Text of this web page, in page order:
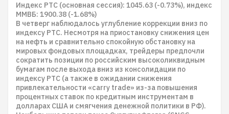
Индекс РТС (основная сессия): 1045.63 (-0.73%), индекс
ММВБ: 1900.38 (-1.68%)
В четверг наблюдалось углубление коррекции вниз по
индексу РТС. Несмотря на приостановку снижения цен
на нефть и сравнительно спокойную обстановку на
мировых фондовых площадках, трейдеры предпочли
сократить позиции по российским высоколиквидным
бумагам после выхода вниз из консолидации по
индексу РТС (а также в ожидании снижения
привлекательности «carry trade» из-за повышения
процентных ставок по кредитным инструментам в
долларах США и смягчения денежной политики в РФ).